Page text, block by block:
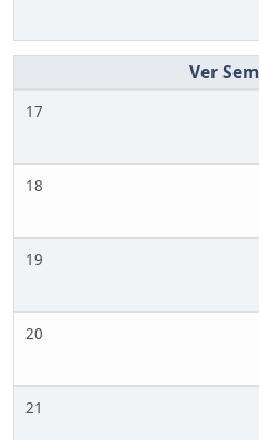
17
18
19
20
21